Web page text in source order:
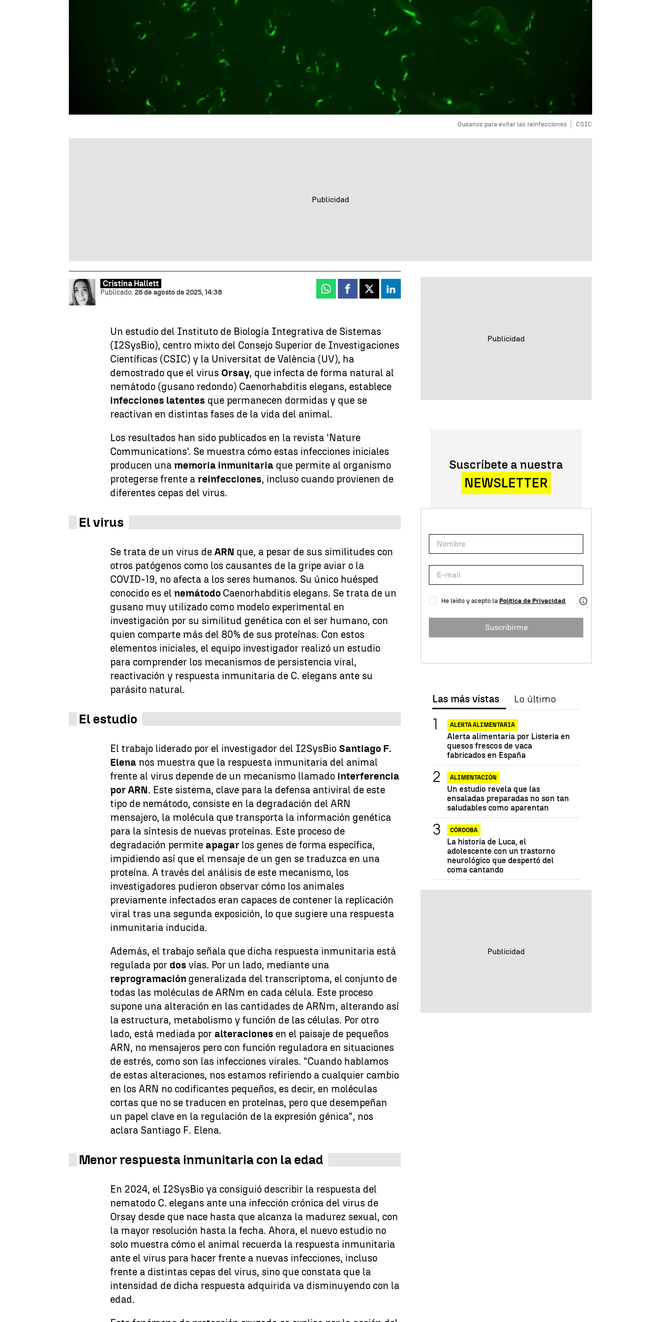
Gusanos para evitar las reinfecciones CSIC
Cristina Hallett
Publicado: 26 de agosto de 2025, 14:38 Whatsapp
Facebook
X Linkedin
Un estudio del Instituto de Biología Integrativa de Sistemas
(I2SysBio), centro mixto del Consejo Superior de Investigaciones
Científicas (CSIC) y la Universitat de València (UV), ha
demostrado que el virus Orsay, que infecta de forma natural al
nemátodo (gusano redondo) Caenorhabditis elegans, establece
infecciones latentes que permanecen dormidas y que se
reactivan en distintas fases de la vida del animal.
Los resultados han sido publicados en la revista 'Nature
Communications'. Se muestra cómo estas infecciones iniciales
producen unamemoria inmunitaria que permite al organismo
protegerse frente areinfecciones, incluso cuando provienen de
diferentes cepas del virus.
El virus
Se trata de un virus deARN que, a pesar de sus similitudes con
otros patógenos como los causantes de la gripe aviar o la
COVID-19, no afecta a los seres humanos. Su único huésped
conocido es elnemátodo Caenorhabditis elegans. Se trata de un
gusano muy utilizado como modelo experimental en
investigación por su similitud genética con el ser humano, con
quien comparte más del 80% de sus proteínas. Con estos
elementos iniciales, el equipo investigador realizó un estudio
para comprender los mecanismos de persistencia viral,
reactivación y respuesta inmunitaria de C. elegans ante su
parásito natural.
El estudio
El trabajo liderado por el investigador del I2SysBioSantiago F.
Elena nos muestra que la respuesta inmunitaria del animal
frente al virus depende de un mecanismo llamado interferencia
por ARN. Este sistema, clave para la defensa antiviral de este
tipo de nemátodo, consiste en la degradación del ARN
mensajero, la molécula que transporta la información genética
para la síntesis de nuevas proteínas. Este proceso de
degradación permiteapagar los genes de forma específica,
impidiendo así que el mensaje de un gen se traduzca en una
proteína. A través del análisis de este mecanismo, los
investigadores pudieron observar cómo los animales
previamente infectados eran capaces de contener la replicación
viral tras una segunda exposición, lo que sugiere una respuesta
inmunitaria inducida.
Además, el trabajo señala que dicha respuesta inmunitaria está
regulada pordos vías. Por un lado, mediante una
reprogramación generalizada del transcriptoma, el conjunto de
todas las moléculas de ARNm en cada célula. Este proceso
supone una alteración en las cantidades de ARNm, alterando así
la estructura, metabolismo y función de las células. Por otro
lado, está mediada poralteraciones en el paisaje de pequeños
ARN, no mensajeros pero con función reguladora en situaciones
de estrés, como son las infecciones virales. "Cuando hablamos
de estas alteraciones, nos estamos refiriendo a cualquier cambio
en los ARN no codificantes pequeños, es decir, en moléculas
cortas que no se traducen en proteínas, pero que desempeñan
un papel clave en la regulación de la expresión génica", nos
aclara Santiago F. Elena.
Menor respuesta inmunitaria con la edad
En 2024, el I2SysBio ya consiguió describir la respuesta del
nematodo C. elegans ante una infección crónica del virus de
Orsay desde que nace hasta que alcanza la madurez sexual, con
la mayor resolución hasta la fecha. Ahora, el nuevo estudio no
solo muestra cómo el animal recuerda la respuesta inmunitaria
ante el virus para hacer frente a nuevas infecciones, incluso
frente a distintas cepas del virus, sino que constata que la
intensidad de dicha respuesta adquirida va disminuyendo con la
edad.
Suscríbete a nuestra
NEWSLETTER
He leído y acepto la Política de Privacidad
Suscribirme
Las más vistas Lo último
ALERTA ALIMENTARIA
Alerta alimentaria por Listeria en
quesos frescos de vaca
fabricados en España
ALIMENTACIÓN
Un estudio revela que las
ensaladas preparadas no son tan
saludables como aparentan
CÓRDOBA
La historia de Luca, el
adolescente con un trastorno
neurológico que despertó del
coma cantando